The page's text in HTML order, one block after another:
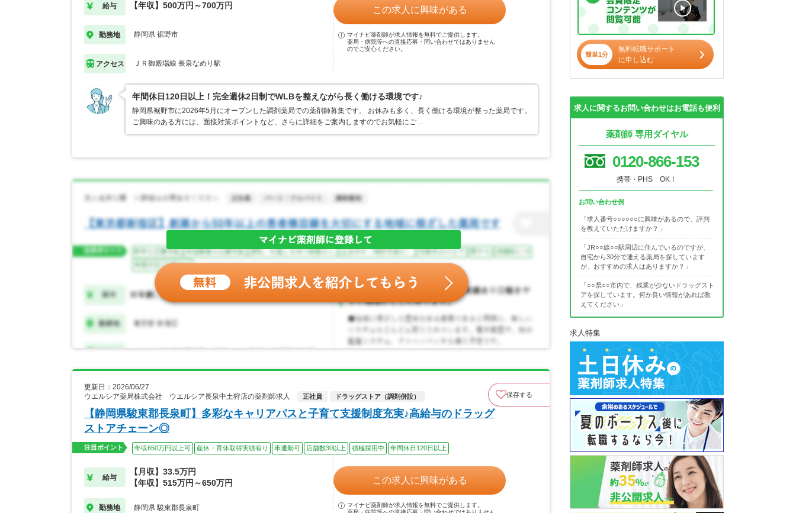
給与 【年収】500万円～700万円
勤務地 静岡県 裾野市
アクセス ＪＲ御殿場線 長泉なめり駅
この求人に興味がある
マイナビ薬剤師が求人情報を無料でご提供します。
薬局・病院等への直接応募・問い合わせではありません
のでご安心ください。
年間休日120日以上！完全週休2日制でWLBを整えながら長く働ける環境です♪
静岡県裾野市に2026年5月にオープンした調剤薬局での薬剤師募集です。 お休みも多く、長く働ける環境が整った薬局です。
ご興味のある方には、面接対策ポイントなど、さらに詳細をご案内しますのでお気軽にご…
更新日：2026/06/27
ウエルシア薬局株式会社 ウエルシア長泉中土狩店の薬剤師求人
正社員 ドラッグストア（調剤併設） 保存する
【静岡県駿東郡長泉町】多彩なキャリアパスと子育て支援制度充実♪高給与のドラッグ
ストアチェーン◎
注目ポイント 年収650万円以上可 産休・育休取得実績有り 車通勤可 店舗数30以上 積極採用中 年間休日120日以上
給与
【月収】33.5万円
【年収】515万円～650万円
勤務地 静岡県 駿東郡長泉町
この求人に興味がある
マイナビ薬剤師が求人情報を無料でご提供します。
簡単1分
無料転職サポート
に申し込む
求人に関するお問い合わせはお電話も便利
薬剤師 専用ダイヤル
0120-866-153
携帯・PHS OK！
お問い合わせ例
「求人番号○○○○○○に興味があるので、評判
を教えていただけますか？」
「JR○○線○○駅周辺に住んでいるのですが、
自宅から30分で通える薬局を探しています
が、おすすめの求人はありますか？」
「○○県○○市内で、残業が少ないドラッグスト
アを探しています。何か良い情報があれば教
えてください」
求人特集